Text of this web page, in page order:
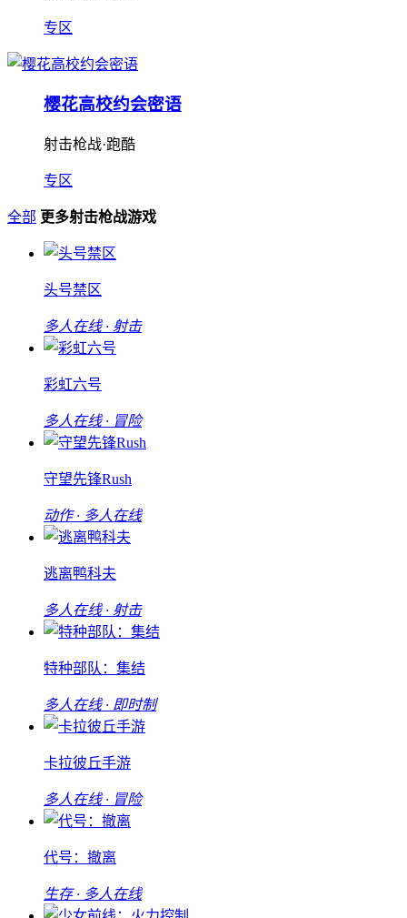
专区
樱花高校约会密语
射击枪战·跑酷
专区
全部 更多射击枪战游戏
头号禁区
多人在线 · 射击
彩虹六号
多人在线 · 冒险
守望先锋Rush
动作 · 多人在线
逃离鸭科夫
多人在线 · 射击
特种部队：集结
多人在线 · 即时制
卡拉彼丘手游
多人在线 · 冒险
代号：撤离
生存 · 多人在线